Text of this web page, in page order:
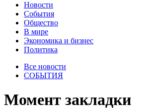
Новости
События
Общество
В мире
Экономика и бизнес
Политика
Все новости
СОБЫТИЯ
Момент закладки